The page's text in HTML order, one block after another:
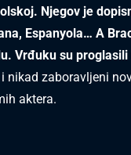
Njegov je
Espanyola… A
Vrđuku su
nikad zaboravljeni
aktera.